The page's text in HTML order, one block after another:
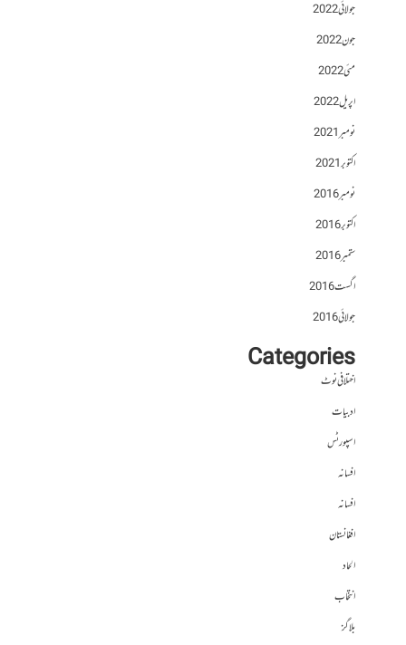
جولائی 2022
جون 2022
مئی 2022
اپریل 2022
نومبر 2021
اکتوبر 2021
نومبر 2016
اکتوبر 2016
ستمبر 2016
اگست 2016
جولائی 2016
Categories
اختلافی نوٹ
ادبیات
اسپورٹس
افسانہ
افسانہ
افغانستان
الحاد
انتخاب
بلاگز